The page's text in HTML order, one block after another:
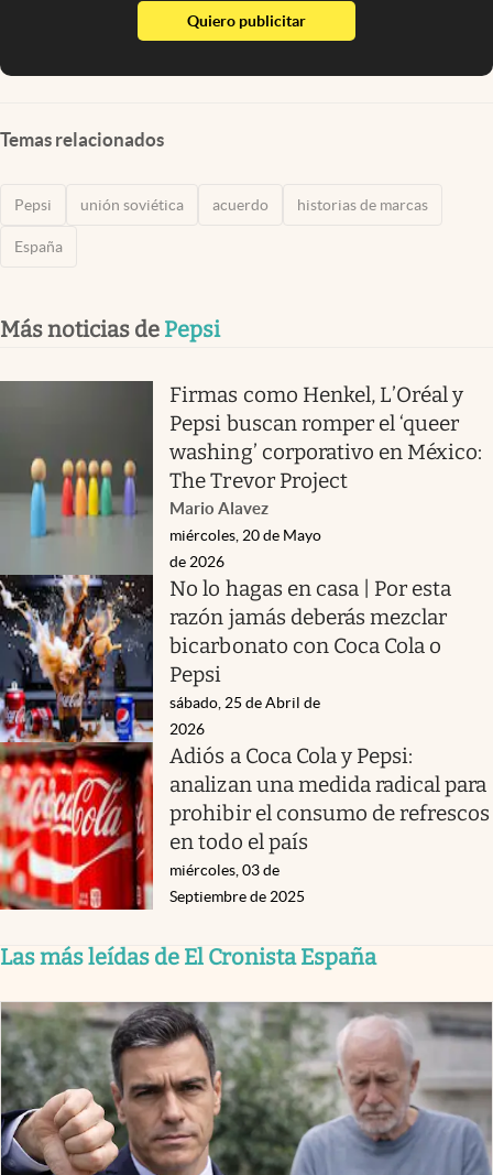
Quiero publicitarabre en nueva pestaña
Temas relacionados
Pepsi unión soviética acuerdo historias de marcas
España
Más noticias de Pepsi
Firmas como Henkel, L’Oréal y
Pepsi buscan romper el ‘queer
washing’ corporativo en México:
The Trevor Project
Mario Alavez
miércoles, 20 de Mayo
de 2026
No lo hagas en casa | Por esta
razón jamás deberás mezclar
bicarbonato con Coca Cola o
Pepsi
sábado, 25 de Abril de
2026
Adiós a Coca Cola y Pepsi:
analizan una medida radical para
prohibir el consumo de refrescos
en todo el país
miércoles, 03 de
Septiembre de 2025
Las más leídas de El Cronista España